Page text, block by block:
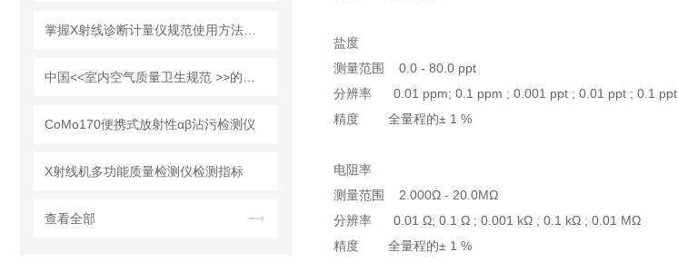
CoMo170便携式放射性αβ沾污检测仪
X射线机多功能质量检测仪检测指标
查看全部
盐度
测量范围 0.0 - 80.0 ppt
分辨率 0.01 ppm; 0.1 ppm ; 0.001 ppt ; 0.01 ppt ; 0.1 ppt
精度 全量程的± 1 %
电阻率
测量范围 2.000Ω - 20.0MΩ
分辨率 0.01 Ω; 0.1 Ω ; 0.001 kΩ ; 0.1 kΩ ; 0.01 MΩ
精度 全量程的± 1 %